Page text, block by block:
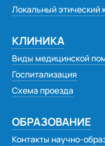
Локальный этический
КЛИНИКА
Виды медицинской
Госпитализация
Схема проезда
ОБРАЗОВАНИЕ
Контакты научно-